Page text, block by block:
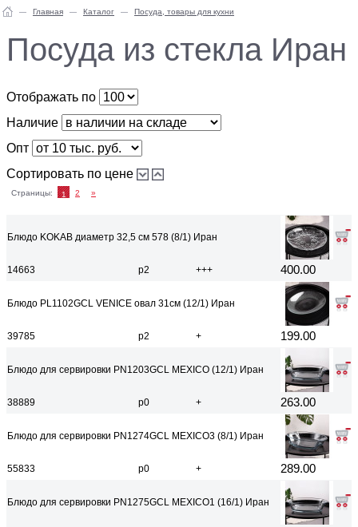
Главная Каталог Посуда, товары для кухни
Посуда из стекла Иран
Отображать по
Наличие
Опт
Сортировать по цене
Страницы: 1 2 »
Блюдо KOKAB диаметр 32,5 см 578 (8/1) Иран
14663 р2 +++ 400.00
Блюдо PL1102GCL VENICE овал 31см (12/1) Иран
39785 р2 + 199.00
Блюдо для сервировки PN1203GCL MEXICO (12/1) Иран
38889 р0 + 263.00
Блюдо для сервировки PN1274GCL MEXICO3 (8/1) Иран
55833 р0 + 289.00
Блюдо для сервировки PN1275GCL MEXICO1 (16/1) Иран